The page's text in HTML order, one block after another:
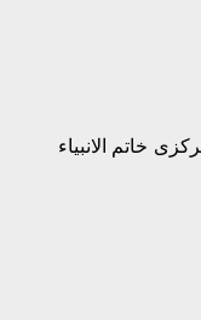
خاتم الانبیاء